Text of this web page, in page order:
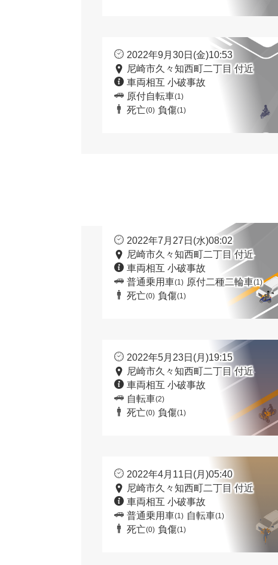
2022年9月30日(金)10:53
尼崎市久々知西町二丁目 付近
車両相互 小破事故
原付自転車(1)
死亡(0) 負傷(1)
2022年7月27日(水)08:02
尼崎市久々知西町二丁目 付近
車両相互 小破事故
普通乗用車(1) 原付二種二輪車(1)
死亡(0) 負傷(1)
2022年5月23日(月)19:15
尼崎市久々知西町二丁目 付近
車両相互 小破事故
自転車(2)
死亡(0) 負傷(1)
2022年4月11日(月)05:40
尼崎市久々知西町二丁目 付近
車両相互 小破事故
普通乗用車(1) 自転車(1)
死亡(0) 負傷(1)